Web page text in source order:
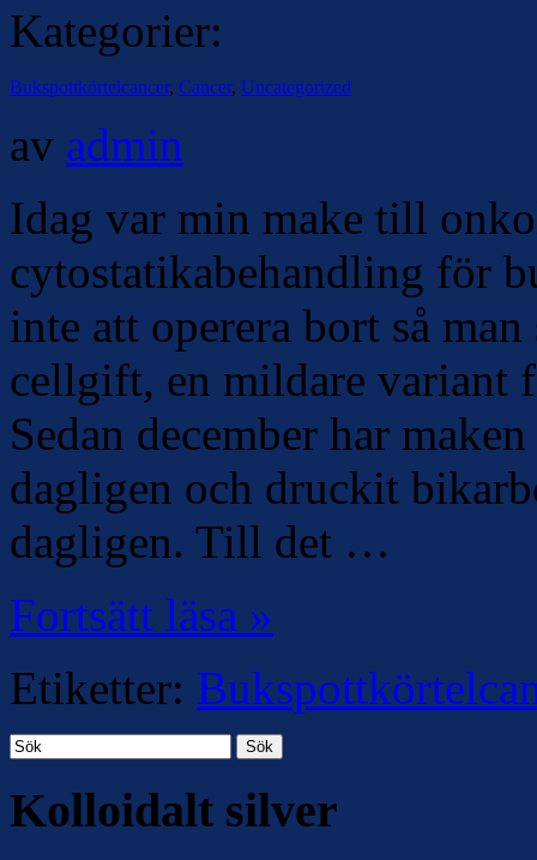
Kategorier:
Bukspottkörtelcancer, Cancer, Uncategorized
av admin
Idag var min make till
cytostatikabehandling för
inte att operera bort så
cellgift, en mildare variant
Sedan december har
dagligen och druckit
dagligen. Till det …
Fortsätt läsa »
Etiketter:
Sök
Kolloidalt silver